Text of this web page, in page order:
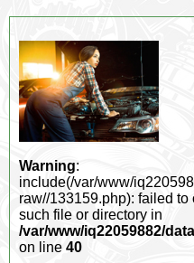
Warning:
include(/var/www/
raw//133159.php): failed to
such file or directory in
/var/www/iq22059882/
on line 40